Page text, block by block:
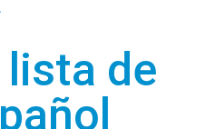
de